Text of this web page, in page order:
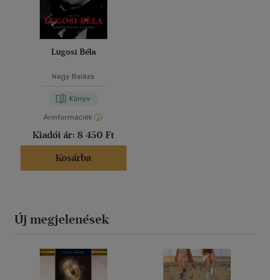
Lugosi Béla
Nagy Balázs
Könyv
Árinformációk
Kiadói ár: 8 450 Ft
Kosárba
Új megjelenések